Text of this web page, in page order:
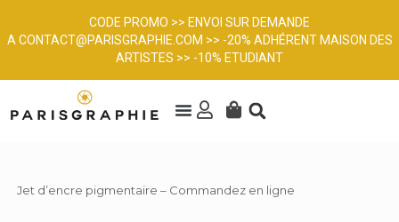
CODE PROMO >> ENVOI SUR DEMANDE
A CONTACT@PARISGRAPHIE.COM >> -20% ADHÉRENT MAISON DES
ARTISTES >> -10% ETUDIANT
Jet d’encre pigmentaire – Commandez en ligne